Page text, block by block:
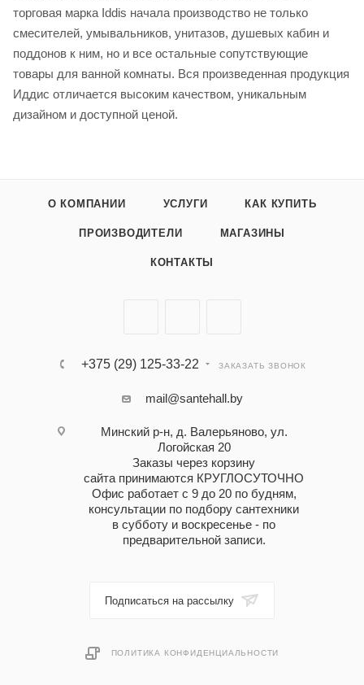
торговая марка Iddis начала производство не только
смесителей, умывальников, унитазов, душевых кабин и
поддонов к ним, но и все остальные сопутствующие
товары для ванной комнаты. Вся произведенная продукция
Иддис отличается высоким качеством, уникальным
дизайном и доступной ценой.
О КОМПАНИИ УСЛУГИ КАК КУПИТЬ
ПРОИЗВОДИТЕЛИ МАГАЗИНЫ
КОНТАКТЫ
+375 (29) 125-33-22 ЗАКАЗАТЬ ЗВОНОК
mail@santehall.by
Минский р-н, д. Валерьяново, ул.
Логойская 20
Заказы через корзину
сайта принимаются КРУГЛОСУТОЧНО
Офис работает с 9 до 20 по будням,
консультации по подбору сантехники
в субботу и воскресенье - по
предварительной записи.
Подписаться на рассылку
ПОЛИТИКА КОНФИДЕНЦИАЛЬНОСТИ